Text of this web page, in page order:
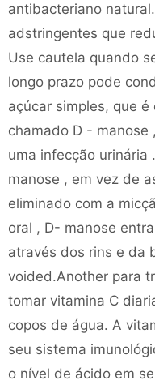
antibacteriano
adstringentes que
Use cautela quando
longo prazo pode
açúcar simples, que
chamado D -
uma infecção urinária
manose , em vez de
eliminado com a
oral , D- manose
através dos rins e da
voided.Another para
tomar vitamina C
copos de água. A
seu sistema
o nível de ácido em